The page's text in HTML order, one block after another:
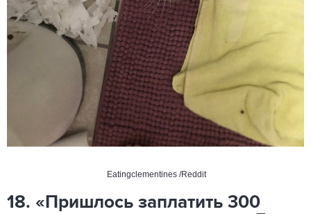
Eatingclementines /Reddit
18. «Пришлось заплатить 300